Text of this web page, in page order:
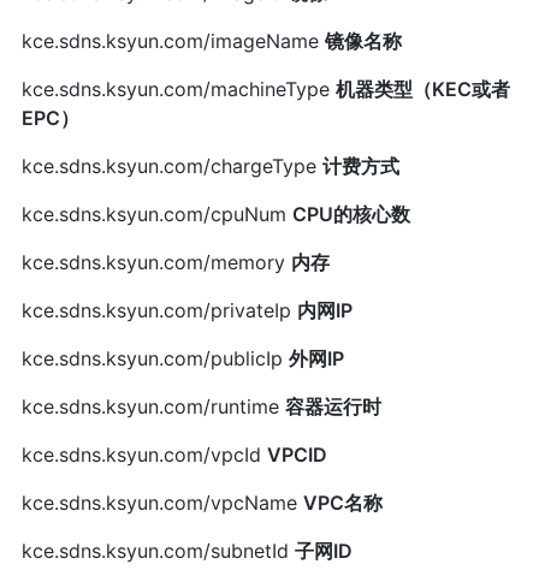
kce.sdns.ksyun.com/imageName 镜像名称
kce.sdns.ksyun.com/machineType 机器类型（KEC或者
EPC）
kce.sdns.ksyun.com/chargeType 计费方式
kce.sdns.ksyun.com/cpuNum CPU的核心数
kce.sdns.ksyun.com/memory 内存
kce.sdns.ksyun.com/privateIp 内网IP
kce.sdns.ksyun.com/publicIp 外网IP
kce.sdns.ksyun.com/runtime 容器运行时
kce.sdns.ksyun.com/vpcId VPCID
kce.sdns.ksyun.com/vpcName VPC名称
kce.sdns.ksyun.com/subnetId 子网ID